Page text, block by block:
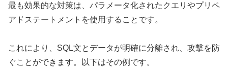
最も効果的な対策は、パラメータ化されたクエリやプリペ
アドステートメントを使用することです。
これにより、SQL文とデータが明確に分離され、攻撃を防
ぐことができます。以下はその例です。